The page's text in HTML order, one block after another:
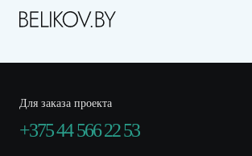
Для заказа проекта
+375 44 566 22 53